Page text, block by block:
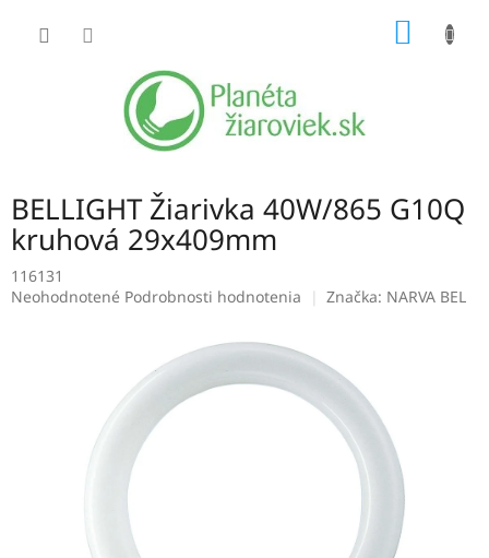
BELLIGHT Žiarivka 40W/865 G10Q
kruhová 29x409mm
116131
Priemerné
hviezdičiek.
Neohodnotené Podrobnosti hodnotenia Značka: NARVA BEL